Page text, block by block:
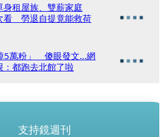
身租屋族、雙薪家庭
看 勞退自提竟能救荷
5萬粉」 傻眼發文...網
：都跑去北館了啦
支持鏡週刊